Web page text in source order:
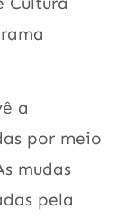
a
por meio
mudas
pela